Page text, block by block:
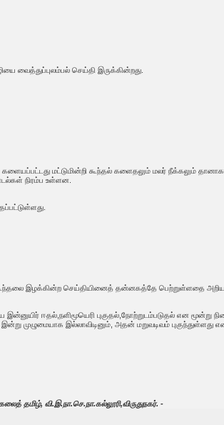
வைத்துப்புலம்பல் செய்தி இருக்கின்றது.
மட்டுமின்றி கூந்தல் களைதலும் மலர் நீக்கலும்
நிரம்ப உள்ளன.
இழக்கின்ற செய்தியினைத் தன்னகத்தே பெற்றுள்ளதை அறிய
ஈதல்,நளிமூயெரி புகுதல்,நோற்றுடம்படுதல் என மூன்று
இல்லாவிடினும், அதன் மறுவடிவம் புகுந்துள்ளது
தமிழ், வி.இ.நா.செ.நா.கல்லூரி,விருதுநகர். -